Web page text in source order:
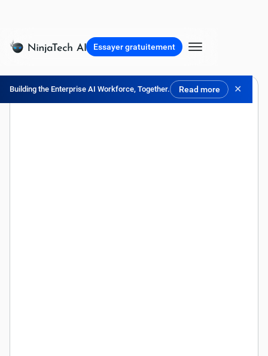
Building the Enterprise AI Workforce, Together. Read more ✕
Essayer gratuitement